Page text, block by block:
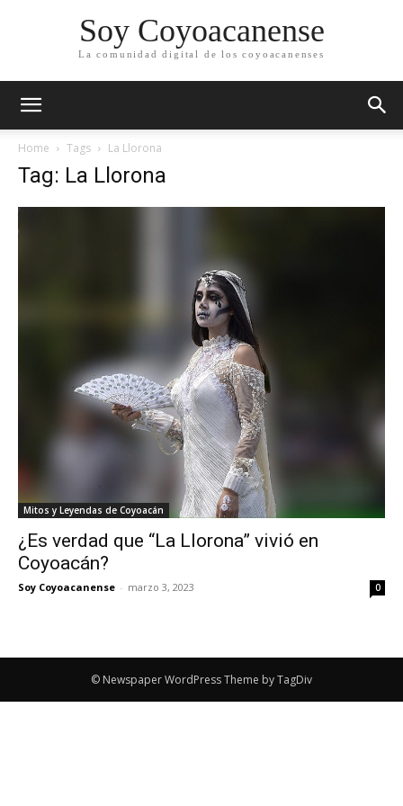
Soy Coyoacanense
La comunidad digital de los coyoacanenses
Home Tags La Llorona
Tag: La Llorona
Mitos y Leyendas de Coyoacán
¿Es verdad que “La Llorona” vivió en
Coyoacán?
Soy Coyoacanense - marzo 3, 2023 0
© Newspaper WordPress Theme by TagDiv